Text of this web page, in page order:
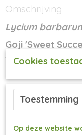
Productcode
182-202
Omschrijving
Lycium
Goji 'Sweet
Speciaal aan
Groeikrachtig,
Ook interessant
Cookies
Toestemming
Op deze website